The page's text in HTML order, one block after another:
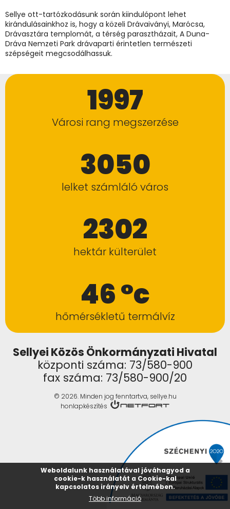
Sellye ott-tartózkodásunk során kiindulópont lehet
kirándulásainkhoz is, hogy a közeli Drávaiványi, Marócsa,
Drávasztára templomát, a térség parasztházait, A Duna-
Dráva Nemzeti Park drávaparti érintetlen természeti
szépségeit megcsodálhassuk.
1997
Városi rang megszerzése
3050
lelket számláló város
2302
hektár külterület
46 °c
hőmérsékletű termálvíz
Sellyei Közös Önkormányzati Hivatal
központi száma: 73/580-900
fax száma: 73/580-900/20
© 2026. Minden jog fenntartva, sellye.hu
honlapkészítés
Weboldalunk használatával jóváhagyod a
cookie-k használatát a Cookie-kal
kapcsolatos irányelv értelmében.
Több információ